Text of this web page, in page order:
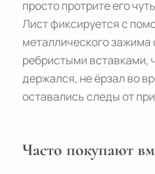
просто протрите его
Лист фиксируется с
металлического зажима
ребристыми вставками,
держался, не ёрзал во
оставались следы от
Часто покупают